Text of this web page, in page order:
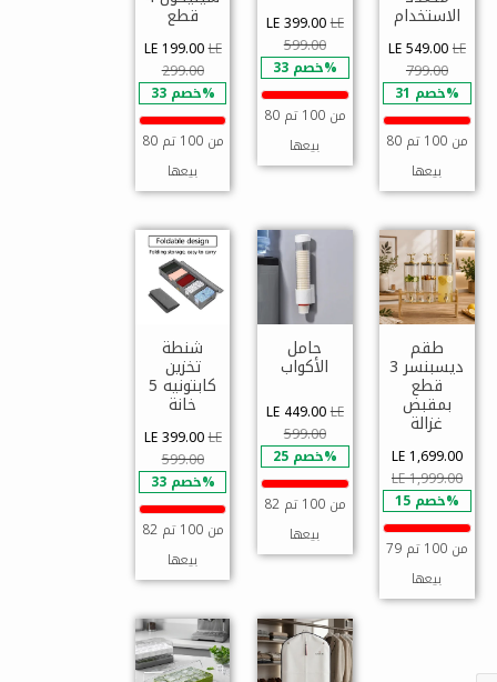
الاستخدام
LE 549.00LE
799.00
خصم 31%
80 من 100 تم
بيعها
LE 399.00LE
599.00
خصم 33%
80 من 100 تم
بيعها
قطع
LE 199.00LE
299.00
خصم 33%
80 من 100 تم
بيعها
طقم
ديسبنسر 3
قطع
بمقبض
غزالة
LE 1,699.00
LE 1,999.00
خصم 15%
79 من 100 تم
بيعها
حامل
الأكواب
LE 449.00LE
599.00
خصم 25%
82 من 100 تم
بيعها
شنطة
تخزين
كابتونيه 5
خانة
LE 399.00LE
599.00
خصم 33%
82 من 100 تم
بيعها